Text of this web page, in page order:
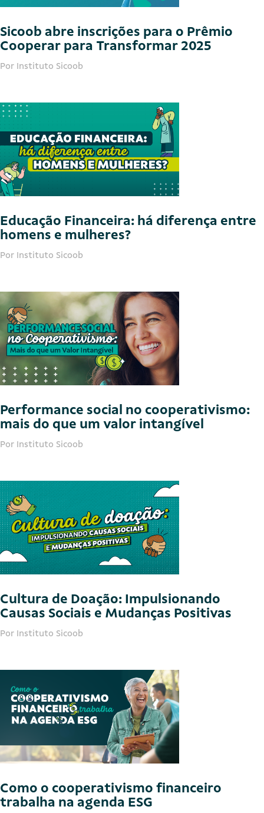
Sicoob abre inscrições para o Prêmio
Cooperar para Transformar 2025
Por Instituto Sicoob
Educação Financeira: há diferença entre
homens e mulheres?
Por Instituto Sicoob
Performance social no cooperativismo:
mais do que um valor intangível
Por Instituto Sicoob
Cultura de Doação: Impulsionando
Causas Sociais e Mudanças Positivas
Por Instituto Sicoob
Como o cooperativismo financeiro
trabalha na agenda ESG